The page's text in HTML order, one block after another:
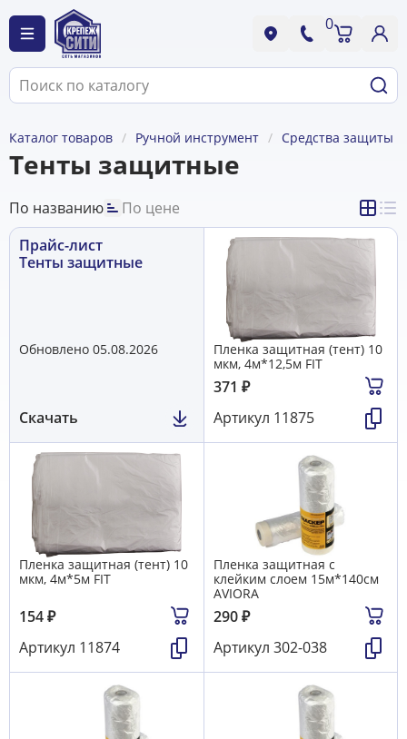
0
Каталог товаров Ручной инструмент Средства защиты
Тенты защитные
По названию
По цене
Прайс-лист
Тенты защитные
Обновлено 05.08.2026
Скачать
Пленка защитная (тент) 10
мкм, 4м*12,5м FIT
371 ₽
Артикул 11875
Пленка защитная (тент) 10
мкм, 4м*5м FIT
154₽
Артикул 11874
Пленка защитная с
клейким слоем 15м*140см
AVIORA
290₽
Артикул 302-038